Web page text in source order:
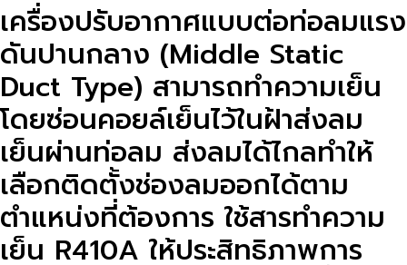
เครื่องปรับอากาศแบบต่อท่อลมแรง
ดันปานกลาง (Middle Static
Duct Type) สามารถทำความเย็น
โดยซ่อนคอยล์เย็นไว้ในฝ้าส่งลม
เย็นผ่านท่อลม ส่งลมได้ไกลทำให้
เลือกติดตั้งช่องลมออกได้ตาม
ตำแหน่งที่ต้องการ ใช้สารทำความ
เย็น R410A ให้ประสิทธิภาพการ